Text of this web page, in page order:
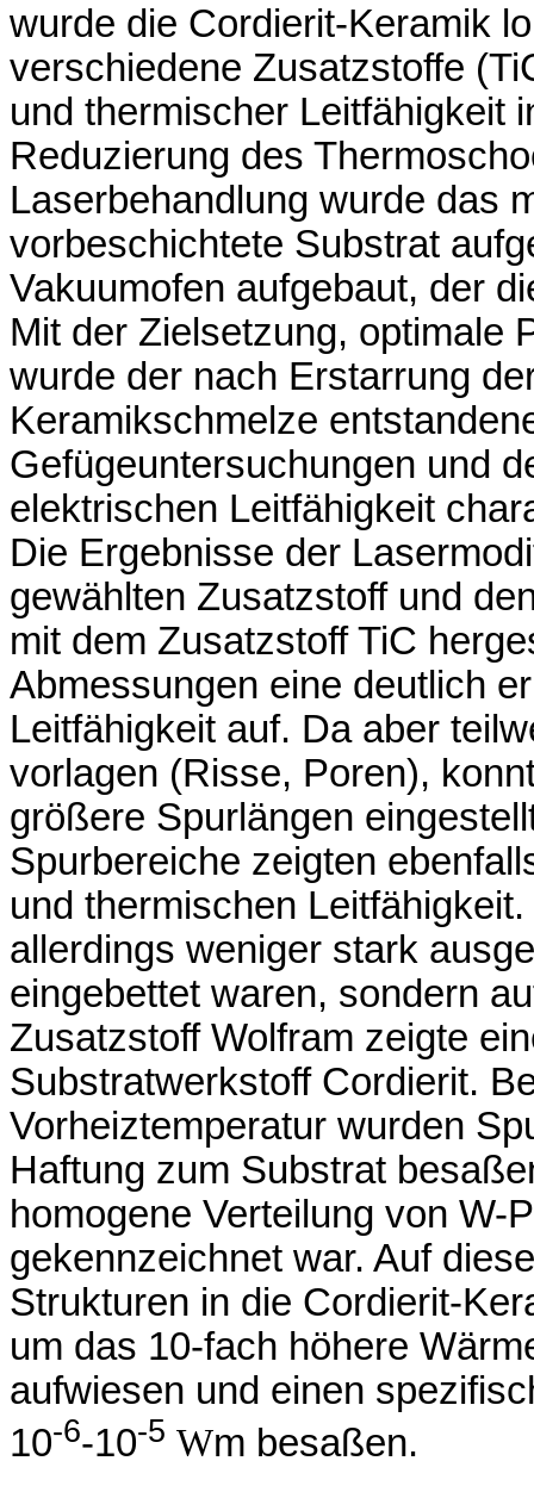
wurde die Cordierit-Keramik
verschiedene Zusatzstoffe
und thermischer Leitfähigkeit
Reduzierung des
Laserbehandlung wurde das
vorbeschichtete Substrat
Vakuumofen aufgebaut, der
Mit der Zielsetzung, optimale
wurde der nach Erstarrung
Keramikschmelze
Gefügeuntersuchungen und
elektrischen Leitfähigkeit
Die Ergebnisse der
gewählten Zusatzstoff und
mit dem Zusatzstoff TiC
Abmessungen eine deutlich
Leitfähigkeit auf. Da aber
vorlagen (Risse, Poren),
größere Spurlängen
Spurbereiche zeigten
und thermischen
allerdings weniger stark
eingebettet waren, sondern
Zusatzstoff Wolfram zeigte
Substratwerkstoff Cordierit.
Vorheiztemperatur wurden
Haftung zum Substrat
homogene Verteilung von W-
gekennzeichnet war. Auf
Strukturen in die Cordierit-
um das 10-fach höhere
aufwiesen und einen
10-6-10-5 Wm besaßen.